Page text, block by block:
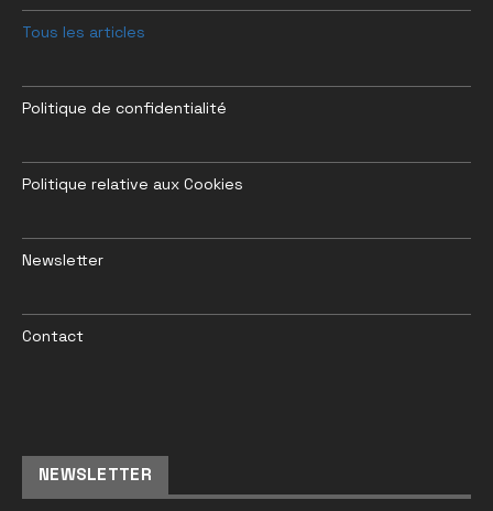
Tous les articles
Politique de confidentialité
Politique relative aux Cookies
Newsletter
Contact
NEWSLETTER